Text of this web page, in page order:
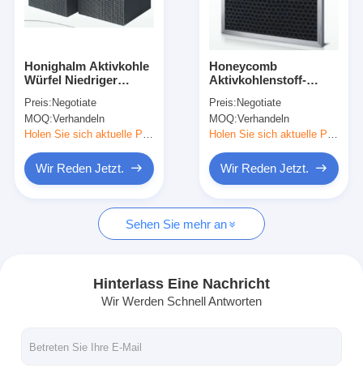
Über uns
Qualitätskontrolle
Kontakt mit uns
Neuigkeiten
Luftfilter-Produktionsmaschine
Taschen-Filter, der Maschine herstellt
Honighalm Aktivkohle
Würfel Niedriger
bessere
Adsorptionsfunktion
Preis: Negotiate
MOQ:Verhandeln
Holen Sie sich aktuelle Preis
Wir Reden Jetzt.
Honeycomb
Aktivkohlenstoff-
Adsorption und
aerodynamischer
Leistung
Preis: Negotiate
MOQ:Verhandeln
Holen Sie sich aktuelle Preis
Wir Reden Jetzt.
Sehen Sie mehr an
Hinterlass Eine Nachricht
Wir Werden Schnell Antworten